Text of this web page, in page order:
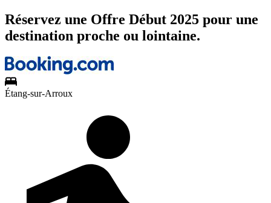
Réservez une Offre Début 2025 pour une
destination proche ou lointaine.
Étang-sur-Arroux